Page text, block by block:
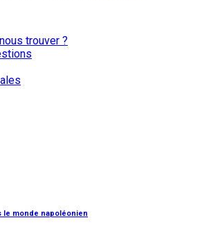
trouver ?
le monde napoléonien